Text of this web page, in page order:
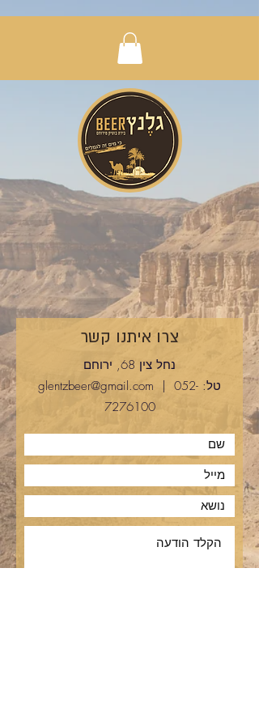
צרו איתנו קשר
נחל צין 68, ירוחם
טל:
glentzbeer@gmail.com
052-
7276100